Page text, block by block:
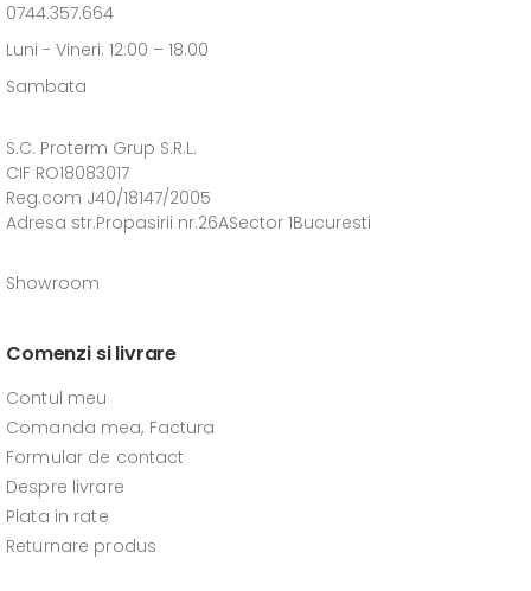
0744.357.664
Luni - Vineri: 12:00 – 18.00
Sambata
S.C. Proterm Grup S.R.L.
CIF RO18083017
Reg.com J40/18147/2005
Adresa str.Propasirii nr.26ASector 1Bucuresti
Showroom
Comenzi si livrare
Contul meu
Comanda mea, Factura
Formular de contact
Despre livrare
Plata in rate
Returnare produs